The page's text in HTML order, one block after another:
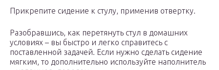
Прикрепите сидение к стулу, применив отвертку.
Разобравшись, как перетянуть стул в домашних
условиях – вы быстро и легко справитесь с
поставленной задачей. Если нужно сделать сидение
мягким, то дополнительно используйте наполнитель